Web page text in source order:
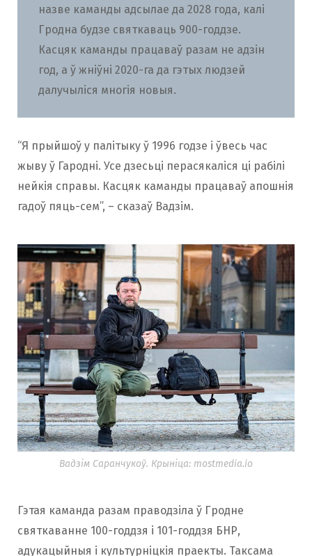
назве каманды адсылае да 2028 года, калі
Гродна будзе святкаваць 900-годдзе.
Касцяк каманды працаваў разам не адзін
год, а ў жніўні 2020-га да гэтых людзей
далучыліся многія новыя.
“Я прыйшоў у палітыку ў 1996 годзе і ўвесь час
жыву ў Гародні. Усе дзесьці перасякаліся ці рабілі
нейкія справы. Касцяк каманды працаваў апошнія
гадоў пяць-сем”, – сказаў Вадзім.
Вадзім Саранчукоў. Крыніца: mostmedia.io
Гэтая каманда разам праводзіла ў Гродне
святкаванне 100-годдзя і 101-годдзя БНР,
адукацыйныя і культурніцкія праекты. Таксама